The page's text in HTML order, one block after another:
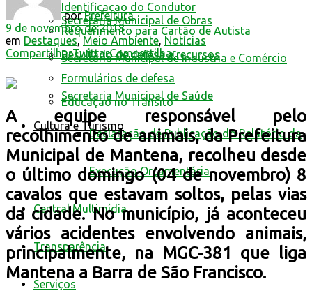
Identificacao do Condutor
Requerimento para Cartão de Autista
Resultado de defesa e recursos
Formulários de defesa
Educação no Trânsito
Cultura e Turismo
Secretaria Municipal de Obras
Secretaria Municipal de Indústria e Comércio
Secretaria Municipal de Saúde
Declaração de Publicação do Relatório da
Execução Orçamentária
Central Multimídia
Transparência
Serviços
por Prefeitura
9 de novembro de 2018
em Destaques,Meio Ambiente,Notícias
CompartilharTwittarCompartilhar
A equipe responsável pelo
recolhimento de animais, da Prefeitura
Municipal de Mantena, recolheu desde
o último domingo (04 de novembro) 8
cavalos que estavam soltos, pelas vias
da cidade. No município, já aconteceu
vários acidentes envolvendo animais,
principalmente, na MGC-381 que liga
Mantena a Barra de São Francisco.